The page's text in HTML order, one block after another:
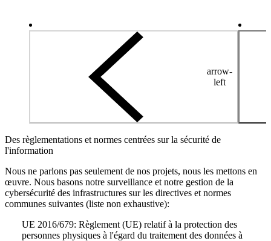
arrow-
left
Des règlementations et normes centrées sur la sécurité de
l'information
Nous ne parlons pas seulement de nos projets, nous les mettons en
œuvre. Nous basons notre surveillance et notre gestion de la
cybersécurité des infrastructures sur les directives et normes
communes suivantes (liste non exhaustive):
UE 2016/679: Règlement (UE) relatif à la protection des
personnes physiques à l'égard du traitement des données à